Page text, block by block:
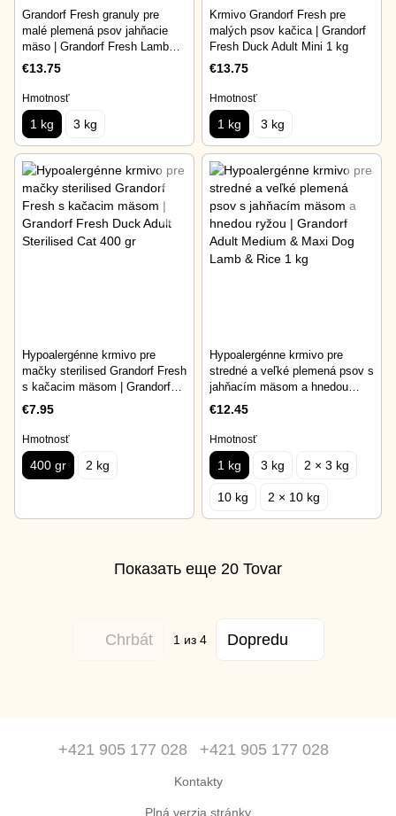
Grandorf Fresh granuly pre
malé plemená psov jahňacie
mäso | Grandorf Fresh Lamb
Adult Mini 1 kg
€13.75
Hmotnosť
1 kg 3 kg
Krmivo Grandorf Fresh pre
malých psov kačica | Grandorf
Fresh Duck Adult Mini 1 kg
€13.75
Hmotnosť
1 kg 3 kg
Hypoalergénne krmivo pre
mačky sterilised Grandorf Fresh
s kačacim mäsom | Grandorf
Fresh Duck Adult Sterilised Cat
€7.95
Hmotnosť
400 gr 2 kg
Hypoalergénne krmivo pre
stredné a veľké plemená psov s
jahňacím mäsom a hnedou
ryžou | Grandorf Adult Medium
€12.45
Hmotnosť
1 kg 3 kg 2 × 3 kg
10 kg 2 × 10 kg
Показать еще 20 Tovar
Chrbát 1 из 4 Dopredu
+421 905 177 028 +421 905 177 028
Kontakty
Plná verzia stránky